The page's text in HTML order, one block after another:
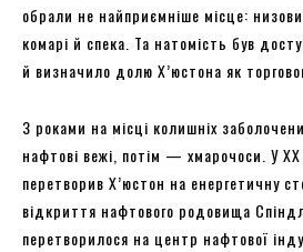
обрали не найприємніше місце:
комарі й спека. Та натомість був
й визначило долю Х’юстона як
З роками на місці колишніх
нафтові вежі, потім — хмарочоси. У
перетворив Х’юстон на енергетичну
відкриття нафтового родовища
перетворилося на центр нафтової